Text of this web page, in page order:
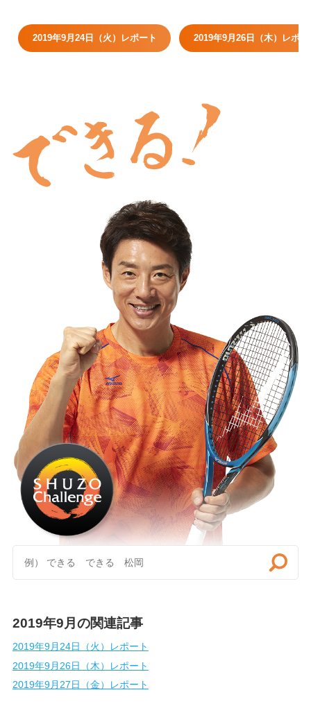
2019年9月24日（火）レポート 2019年9月26日（木）レポー
2019年9月の関連記事
2019年9月24日（火）レポート
2019年9月26日（木）レポート
2019年9月27日（金）レポート